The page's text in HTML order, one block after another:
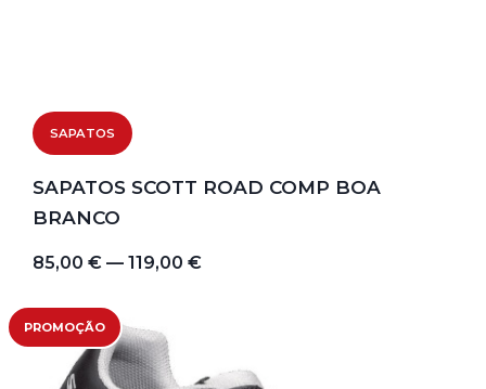
SAPATOS
SAPATOS SCOTT ROAD COMP BOA
BRANCO
85,00 € — 119,00 €
PROMOÇÃO